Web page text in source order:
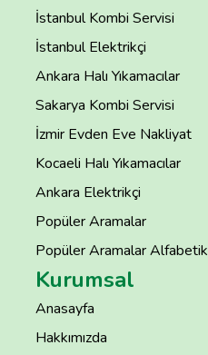
İstanbul Kombi Servisi
İstanbul Elektrikçi
Ankara Halı Yıkamacılar
Sakarya Kombi Servisi
İzmir Evden Eve Nakliyat
Kocaeli Halı Yıkamacılar
Ankara Elektrikçi
Popüler Aramalar
Popüler Aramalar Alfabetik
Kurumsal
Anasayfa
Hakkımızda